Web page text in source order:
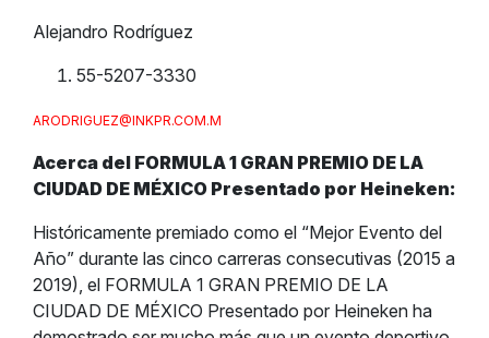
Alejandro Rodríguez
55-5207-3330
ARODRIGUEZ@INKPR.COM.M
Acerca del FORMULA 1 GRAN PREMIO DE LA
CIUDAD DE MÉXICO Presentado por Heineken:
Históricamente premiado como el “Mejor Evento del
Año” durante las cinco carreras consecutivas (2015 a
2019), el FORMULA 1 GRAN PREMIO DE LA
CIUDAD DE MÉXICO Presentado por Heineken ha